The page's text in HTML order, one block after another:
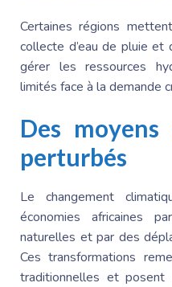
Certaines régions
collecte d’eau de pluie et
gérer les ressources
limités face à la demande
Des moyens
perturbés
Le changement
économies africaines
naturelles et par des
Ces transformations
traditionnelles et